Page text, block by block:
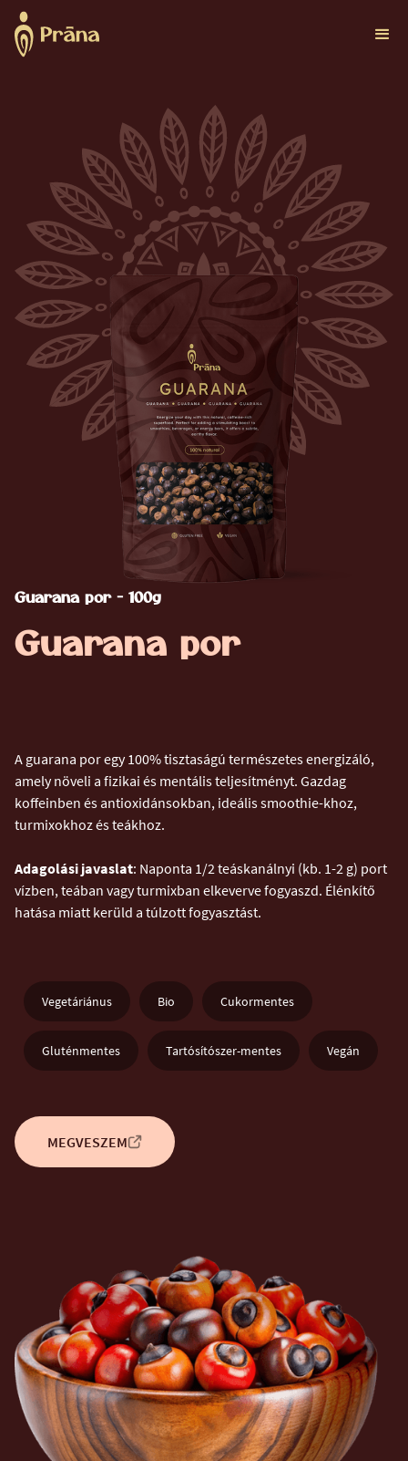
Guarana por - 100g
Guarana por
A guarana por egy 100% tisztaságú természetes energizáló,
amely növeli a fizikai és mentális teljesítményt. Gazdag
koffeinben és antioxidánsokban, ideális smoothie-khoz,
turmixokhoz és teákhoz.
Adagolási javaslat: Naponta 1/2 teáskanálnyi (kb. 1-2 g) port
vízben, teában vagy turmixban elkeverve fogyaszd. Élénkítő
hatása miatt kerüld a túlzott fogyasztást.
Vegetáriánus Bio Cukormentes
Gluténmentes Tartósítószer-mentes Vegán
MEGVESZEM